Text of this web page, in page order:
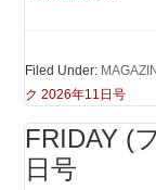
Filed Under:
ク 2026年11日号
FRIDAY (
日号